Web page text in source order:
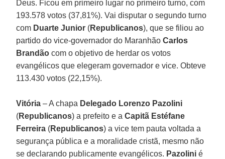
Deus. Ficou em primeiro lugar no primeiro turno, com
193.578 votos (37,81%). Vai disputar o segundo turno
com Duarte Junior (Republicanos), que se filiou ao
partido do vice-governador do MaranhãoCarlos
Brandão com o objetivo de herdar os votos
evangélicos que elegeram governador e vice. Obteve
113.430 votos (22,15%).
Vitória – A chapa Delegado Lorenzo Pazolini
(Republicanos) a prefeito e aCapitã Estéfane
Ferreira (Republicanos) a vice tem pauta voltada a
segurança pública e a moralidade cristã, mesmo não
se declarando publicamente evangélicos. Pazolini é